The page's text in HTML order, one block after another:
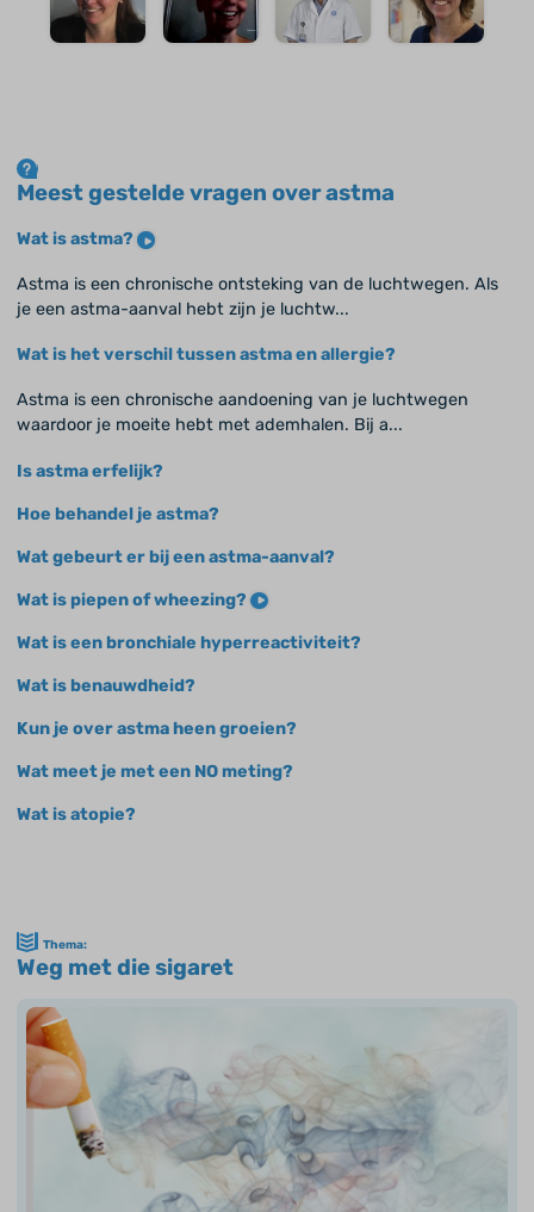
Meest gestelde vragen over astma
Wat is astma?
Astma is een chronische ontsteking van de luchtwegen. Als
je een astma-aanval hebt zijn je luchtw...
Wat is het verschil tussen astma en allergie?
Astma is een chronische aandoening van je luchtwegen
waardoor je moeite hebt met ademhalen. Bij a...
Is astma erfelijk?
Hoe behandel je astma?
Wat gebeurt er bij een astma-aanval?
Wat is piepen of wheezing?
Wat is een bronchiale hyperreactiviteit?
Wat is benauwdheid?
Kun je over astma heen groeien?
Wat meet je met een NO meting?
Wat is atopie?
Thema:
Weg met die sigaret